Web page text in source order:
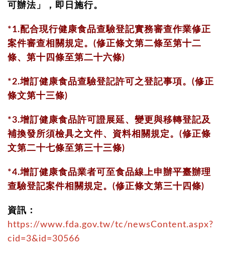
可辦法」，即日施行。
*1.配合現行健康食品查驗登記實務審查作業修正
案件審查相關規定。 (修正條文第二條至第十二
條、第十四條至第二十六條)
*2.增訂健康食品查驗登記許可之登記事項。(修正
條文第十三條)
*3.增訂健康食品許可證展延、變更與移轉登記及
補換發所須檢具之文件、資料相關規定。(修正條
文第二十七條至第三十三條)
*4.增訂健康食品業者可至食品線上申辦平臺辦理
查驗登記案件相關規定。(修正條文第三十四條)
資訊：
https://www.fda.gov.tw/tc/newsContent.aspx?
cid=3&id=30566